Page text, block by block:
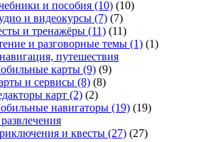
и пособия (10) (10)
и видеокурсы (7) (7)
и тренажёры (11) (11)
и разговорные темы (1) (1)
путешествия
карты (9) (9)
и сервисы (8) (8)
карт (2) (2)
навигаторы (19) (19)
и квесты (27) (27)